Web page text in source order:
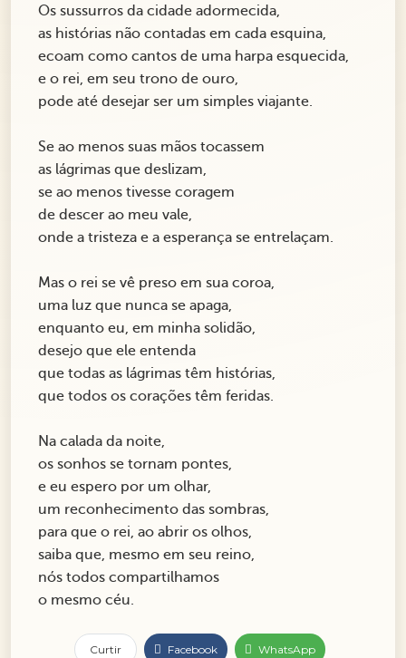
Os sussurros da cidade adormecida,
as histórias não contadas em cada esquina,
ecoam como cantos de uma harpa esquecida,
e o rei, em seu trono de ouro,
pode até desejar ser um simples viajante.
Se ao menos suas mãos tocassem
as lágrimas que deslizam,
se ao menos tivesse coragem
de descer ao meu vale,
onde a tristeza e a esperança se entrelaçam.
Mas o rei se vê preso em sua coroa,
uma luz que nunca se apaga,
enquanto eu, em minha solidão,
desejo que ele entenda
que todas as lágrimas têm histórias,
que todos os corações têm feridas.
Na calada da noite,
os sonhos se tornam pontes,
e eu espero por um olhar,
um reconhecimento das sombras,
para que o rei, ao abrir os olhos,
saiba que, mesmo em seu reino,
nós todos compartilhamos
o mesmo céu.
Curtir Facebook WhatsApp